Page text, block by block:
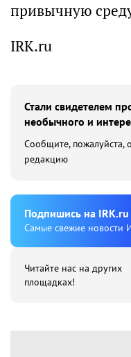
привычную
IRK.ru
Стали свидетелем
необычного и
Сообщите, пожалуйста,
редакцию
Подпишиcь на IRK.ru
Cамые свежие новости
Читайте нас на других
площадках!